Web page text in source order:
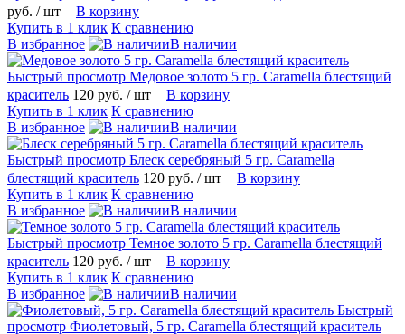
руб. / шт
В корзину
Купить в 1 клик К сравнению
В избранное
В наличии
Быстрый просмотр Медовое золото 5 гр. Caramella блестящий
краситель 120 руб. / шт
В корзину
Купить в 1 клик К сравнению
В избранное
В наличии
Быстрый просмотр Блеск серебряный 5 гр. Caramella
блестящий краситель 120 руб. / шт
В корзину
Купить в 1 клик К сравнению
В избранное
В наличии
Быстрый просмотр Темное золото 5 гр. Caramella блестящий
краситель 120 руб. / шт
В корзину
Купить в 1 клик К сравнению
В избранное
В наличии
Быстрый
просмотр Фиолетовый, 5 гр. Caramella блестящий краситель